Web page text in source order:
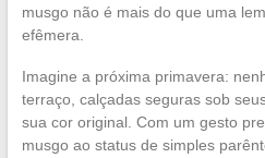
musgo não é mais do que uma
efêmera.
Imagine a próxima primavera:
terraço, calçadas seguras sob
sua cor original. Com um gesto
musgo ao status de simples